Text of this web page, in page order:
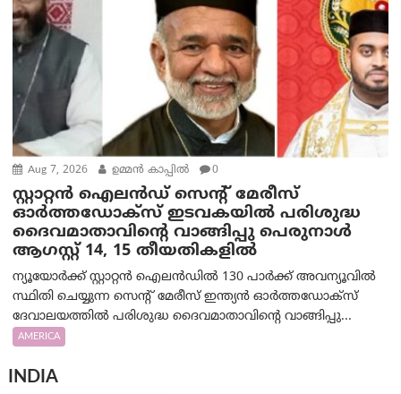
Aug 7, 2026 ഉമ്മന്‍ കാപ്പില്‍ 0
സ്റ്റാറ്റൻ ഐലൻഡ് സെന്റ് മേരീസ്
ഓർത്തഡോക്സ് ഇടവകയിൽ പരിശുദ്ധ
ദൈവമാതാവിന്റെ വാങ്ങിപ്പു പെരുനാൾ
ആഗസ്റ്റ് 14, 15 തീയതികളിൽ
ന്യൂയോർക്ക് സ്റ്റാറ്റൻ ഐലൻഡിൽ 130 പാർക്ക് അവന്യൂവിൽ
സ്ഥിതി ചെയ്യുന്ന സെന്റ് മേരീസ് ഇന്ത്യൻ ഓർത്തഡോക്സ്
ദേവാലയത്തിൽ പരിശുദ്ധ ദൈവമാതാവിന്റെ വാങ്ങിപ്പു...
AMERICA
INDIA